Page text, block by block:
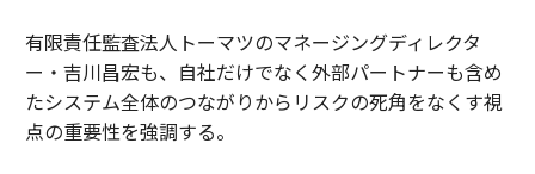
有限責任監査法人トーマツのマネージングディレクタ
ー・吉川昌宏も、自社だけでなく外部パートナーも含め
たシステム全体のつながりからリスクの死角をなくす視
点の重要性を強調する。